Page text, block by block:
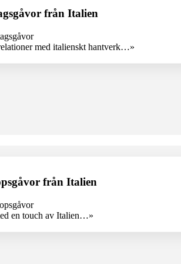
från Italien
med italienskt hantverk…»
från Italien
en touch av Italien…»